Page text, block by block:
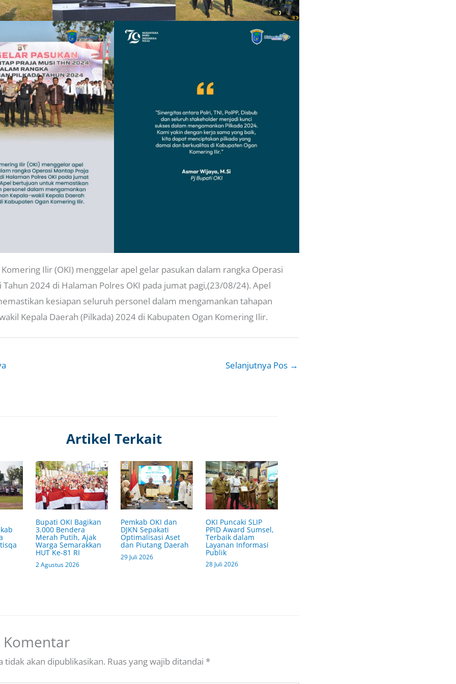
Ilir (OKI) menggelar apel gelar pasukan dalam rangka Operasi
Tahun 2024 di Halaman Polres OKI pada jumat pagi,(23/08/24). Apel
kesiapan seluruh personel dalam mengamankan tahapan
Kepala Daerah (Pilkada) 2024 di Kabupaten Ogan Komering Ilir.
Selanjutnya Pos →
Artikel Terkait
Bupati OKI Bagikan
3.000 Bendera
Merah Putih, Ajak
Warga Semarakkan
HUT Ke-81 RI
2 Agustus 2026
Pemkab OKI dan
DJKN Sepakati
Optimalisasi Aset
dan Piutang Daerah
29 Juli 2026
OKI Puncaki SLIP
PPID Award Sumsel,
Terbaik dalam
Layanan Informasi
Publik
28 Juli 2026
Komentar
tidak akan dipublikasikan. Ruas yang wajib ditandai *